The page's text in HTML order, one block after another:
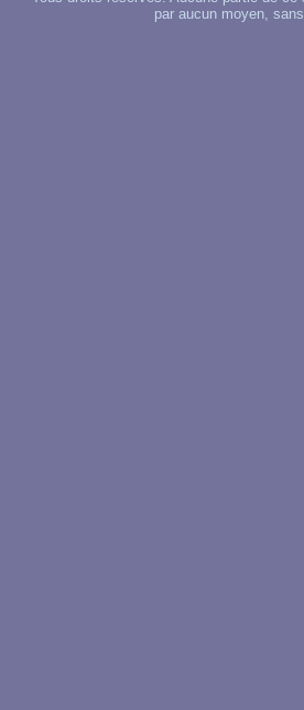
par aucun moyen,